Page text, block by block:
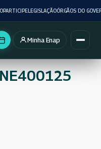
PARTICIPELEGISLAÇÃOÓRGÃOS DO
Minha Enap